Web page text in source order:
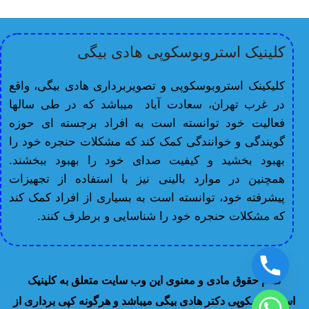
کلینیک استروبوسکوپی هادی بیگی
کلیکینک استروبوسکوپی و تصویربرداری هادی بیگی، واقع
در غرب تهران، سعادت آباد میباشد که در طی سالها
فعالیت خود توانسته است به افراد برجسته ای حوزه
گویندگی و خوانندگی کمک کند که مشکلات حنجره خود را
بهبود بخشید و کیفیت صدای خود را بهبود ببخشند.
همچنین در موارد بالینی نیز با استفاده از تجهیزات
پیشرفته خود، توانسته است به بسیاری از افراد کمک کند
که مشکلات حنجره خود را شناسایی و برطرف کنند.
تمام حقوق مادی و معنوی این وب سایت متعلق به کلینیک
استروبوسکوپی دکتر هادی بیگی میباشد و هرگونه کپی برداری از